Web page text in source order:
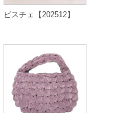
ビスチェ【202512】